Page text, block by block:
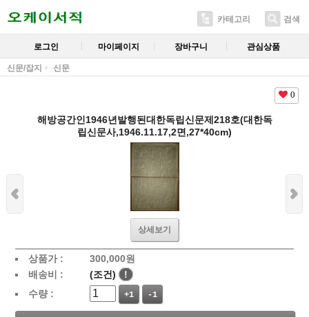
카테고리 검색
로그인 마이페이지 장바구니 관심상품
신문/잡지 신문
0
해방공간인1946년발행된대한독립신문제218호(대한독
립신문사,1946.11.17,2면,27*40cm)
상세보기
상품가 : 300,000원
배송비 :
(조건)
!
수량 :
+1 -1